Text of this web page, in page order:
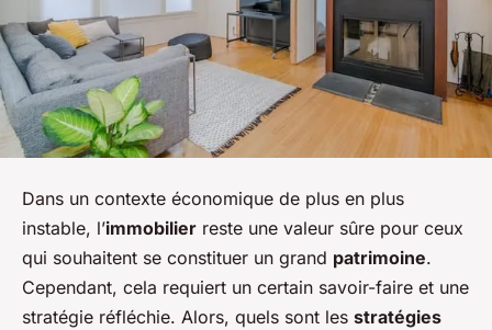
Dans un contexte économique de plus en plus
instable, l’immobilier reste une valeur sûre pour ceux
qui souhaitent se constituer un grand patrimoine.
Cependant, cela requiert un certain savoir-faire et une
stratégie réfléchie. Alors, quels sont les stratégies